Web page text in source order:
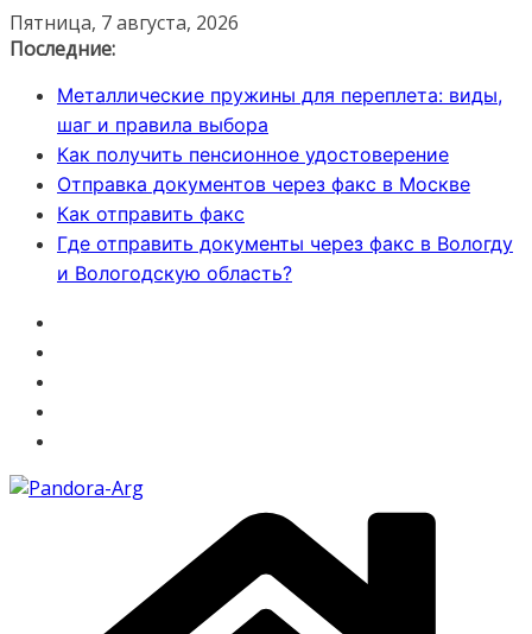
Перейти
к
Пятница, 7 августа, 2026
Последние:
Металлические пружины для переплета: виды,
шаг и правила выбора
Как получить пенсионное удостоверение
Отправка документов через факс в Москве
Как отправить факс
Где отправить документы через факс в Вологду
и Вологодскую область?